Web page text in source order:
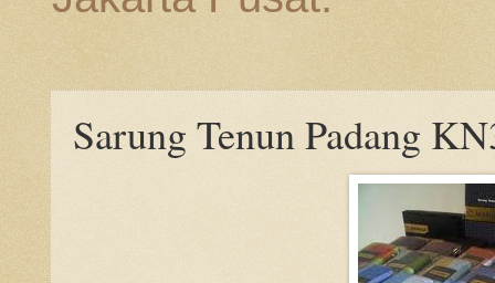
Sarung Tenun Padang